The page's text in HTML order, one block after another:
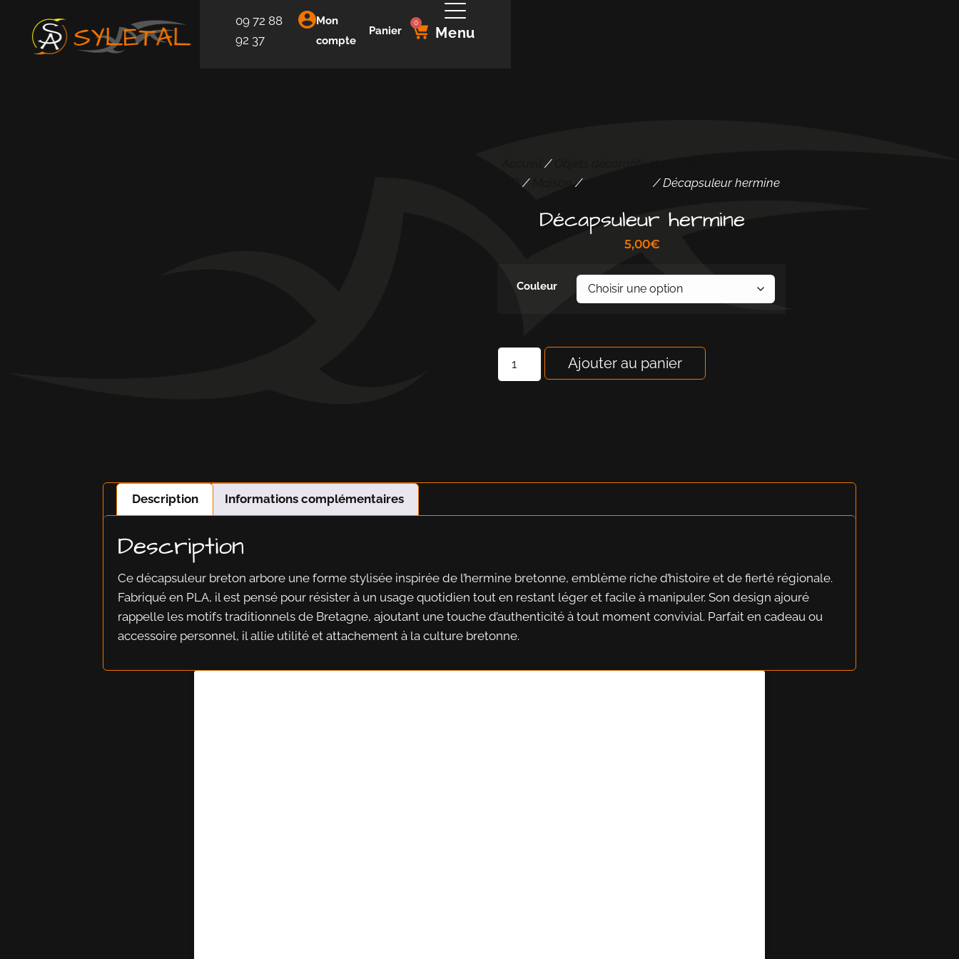
09 72 88
92 37
Mon
compte
Panier
0
Menu
/
/ / / Décapsuleur hermine
Décapsuleur hermine
5,00€
Couleur
Ajouter au panier
Description Informations complémentaires
Description
Ce décapsuleur breton arbore une forme stylisée inspirée de l’hermine bretonne, emblème riche d’histoire et de fierté régionale.
Fabriqué en PLA, il est pensé pour résister à un usage quotidien tout en restant léger et facile à manipuler. Son design ajouré
rappelle les motifs traditionnels de Bretagne, ajoutant une touche d’authenticité à tout moment convivial. Parfait en cadeau ou
accessoire personnel, il allie utilité et attachement à la culture bretonne.